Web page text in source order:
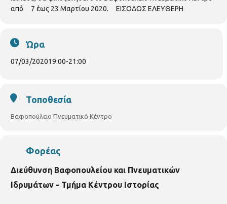
από 7 έως 23 Μαρτίου 2020. ΕΙΣΟΔΟΣ ΕΛΕΥΘΕΡΗ
Ώρα
07/03/202019:00-21:00
Τοποθεσία
Βαφοπούλειο Πνευματικό Κέντρο
Φορέας
Διεύθυνση Βαφοπουλείου και Πνευματικών
Ιδρυμάτων - Τμήμα Κέντρου Ιστορίας